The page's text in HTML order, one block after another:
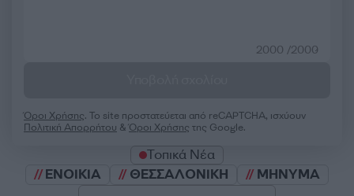
2000 /2000
Όροι Χρήσης. Το site προστατεύεται από reCAPTCHA, ισχύουν
Πολιτική Απορρήτου &Όροι Χρήσης της Google.
Τοπικά Νέα
ΕΝΟΙΚΙΑ
ΘΕΣΣΑΛΟΝΙΚΗ ΜΗΝΥΜΑ